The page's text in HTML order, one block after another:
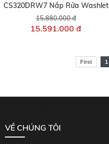
CS320DRW7 Nắp Rửa Washlet
15.880.000 đ
15.591.000 đ
First 1
VỀ CHÚNG TÔI